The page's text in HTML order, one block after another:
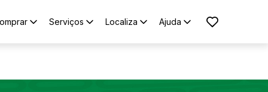
Serviços Localiza Ajuda